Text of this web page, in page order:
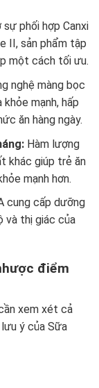
phối hợp Canxi
II, sản phẩm tập
một cách tối ưu.
nghệ màng bọc
mạnh, hấp
ăn hàng ngày.
Hàm lượng
khác giúp trẻ ăn
mạnh hơn.
cung cấp dưỡng
và thị giác của
điểm
xem xét cả
ý của Sữa